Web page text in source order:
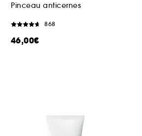
Pinceau anticernes
868
46,00€